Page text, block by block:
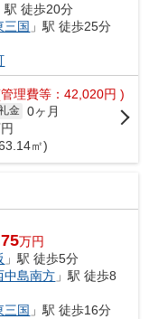
駅 徒歩20分
三国 」駅 徒歩25分
理費等：42,020円 )
金 0ヶ月
㎡)
万円
」駅 徒歩5分
中島南方 」駅 徒歩8
三国 」駅 徒歩16分